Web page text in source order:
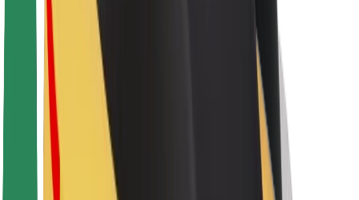
Misija
Odnosi s investitorima
Vodstvo
Urban Fund
Sigurnost